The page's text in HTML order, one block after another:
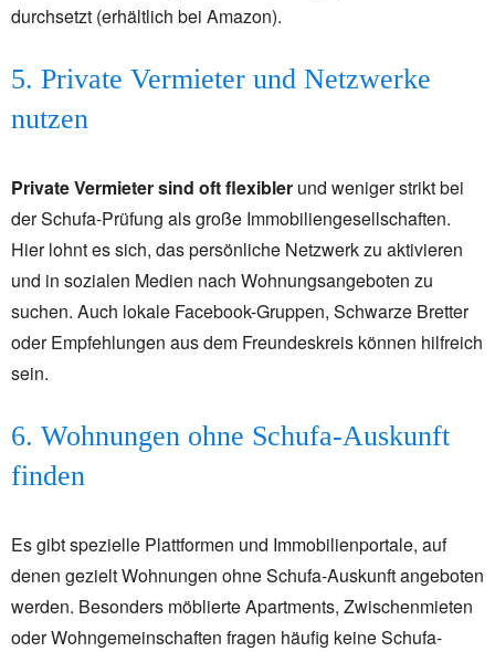
durchsetzt (erhältlich bei Amazon).
5. Private Vermieter und Netzwerke
nutzen
Private Vermieter sind oft flexibler und weniger strikt bei
der Schufa-Prüfung als große Immobiliengesellschaften.
Hier lohnt es sich, das persönliche Netzwerk zu aktivieren
und in sozialen Medien nach Wohnungsangeboten zu
suchen. Auch lokale Facebook-Gruppen, Schwarze Bretter
oder Empfehlungen aus dem Freundeskreis können hilfreich
sein.
6. Wohnungen ohne Schufa-Auskunft
finden
Es gibt spezielle Plattformen und Immobilienportale, auf
denen gezielt Wohnungen ohne Schufa-Auskunft angeboten
werden. Besonders möblierte Apartments, Zwischenmieten
oder Wohngemeinschaften fragen häufig keine Schufa-